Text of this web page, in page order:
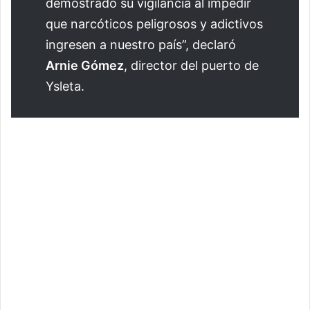
demostrado su vigilancia al impedir
que narcóticos peligrosos y adictivos
ingresen a nuestro país”, declaró
Arnie Gómez, director del puerto de
Ysleta.